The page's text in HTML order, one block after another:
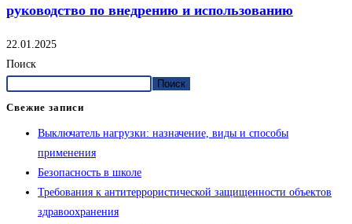
руководство по внедрению и использованию
22.01.2025
Поиск
Поиск
Свежие записи
Выключатель нагрузки: назначение, виды и способы
применения
Безопасность в школе
Требования к антитеррористической защищенности объектов
здравоохранения